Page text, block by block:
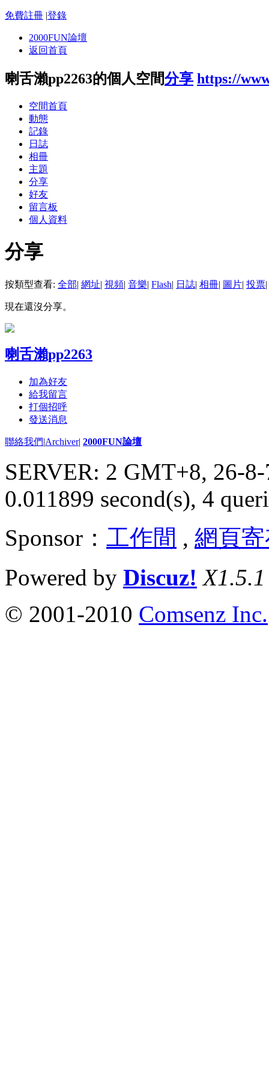
免費註冊 |登錄
2000FUN論壇
返回首頁
喇舌瀨pp2263的個人空間分享 https://
空間首頁
動態
記錄
日誌
相冊
主題
分享
好友
留言板
個人資料
分享
按類型查看: 全部| 網址| 視頻| 音樂| Flash| 日誌| 相冊| 圖片| 投票|
現在還沒分享。
喇舌瀨pp2263
加為好友
給我留言
打個招呼
發送消息
聯絡我們|Archiver| 2000FUN論壇
SERVER: 2 GMT+8, 26-
0.011899 second(s), 4
Sponsor： 工作間 , 網頁
Powered by Discuz! X1.5.1
© 2001-2010 Comsenz Inc.